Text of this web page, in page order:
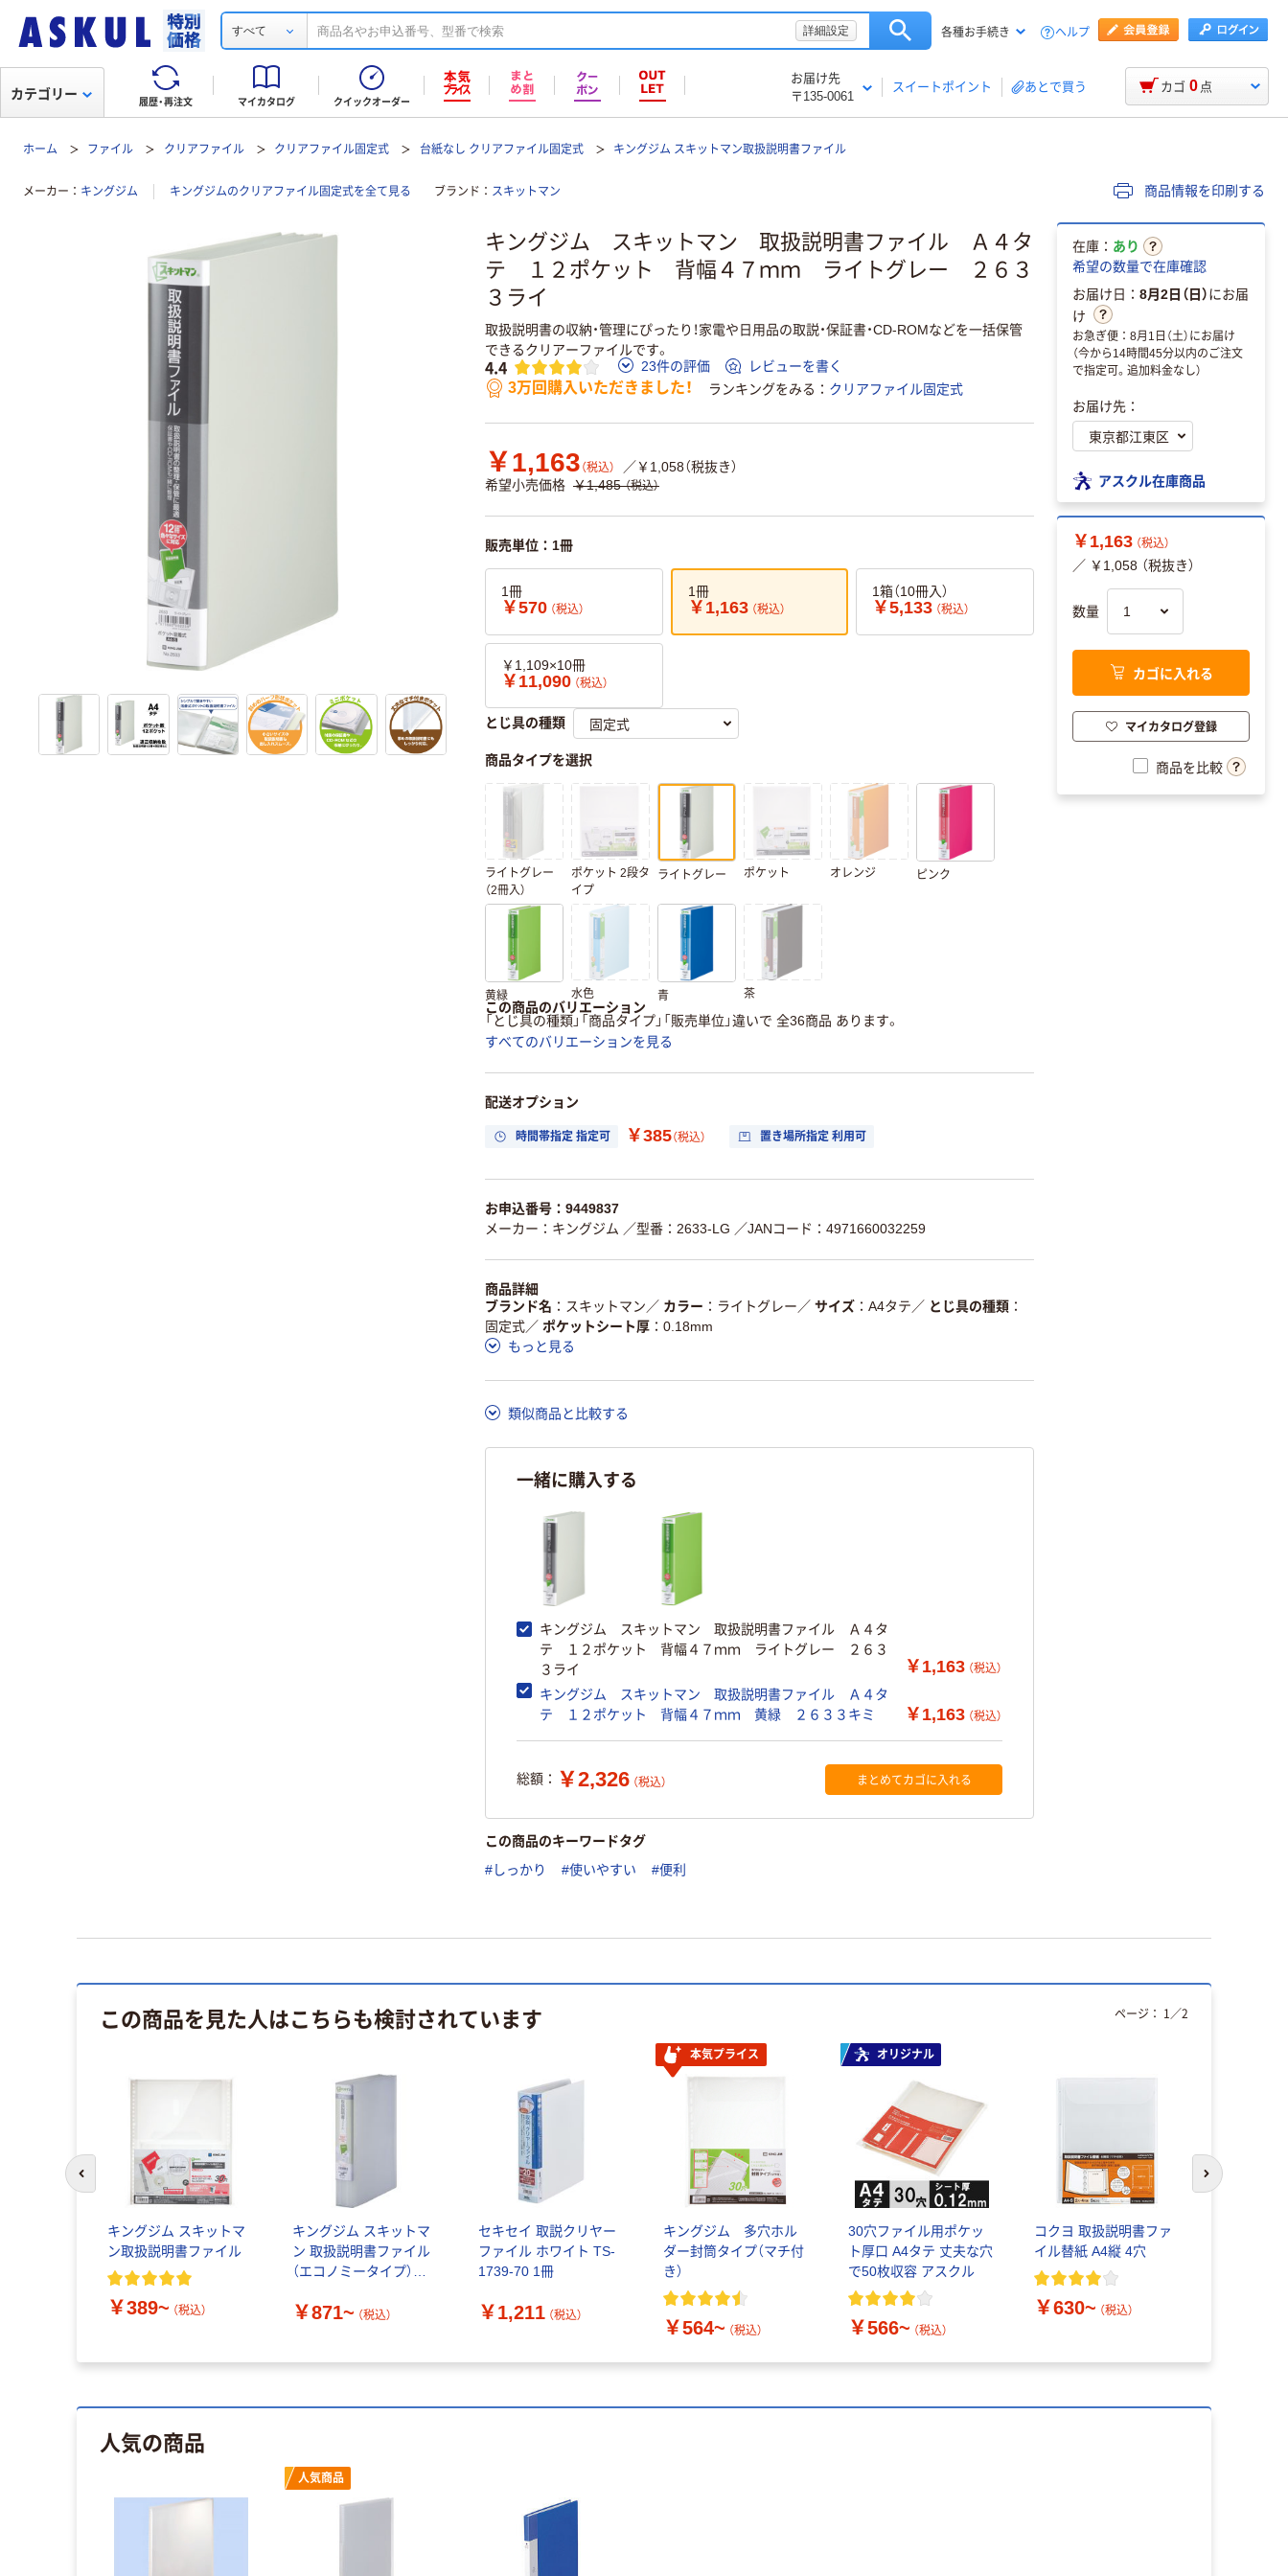
すべて 詳細設定 各種お手続き ヘルプ
履歴・再注文 マイカタログ クイックオーダー
お届け先
〒135-0061
スイートポイント あとで買う
カテゴリー カゴ 0 点
ホーム ファイル クリアファイル クリアファイル固定式 台紙なし クリアファイル固定式 キングジム スキットマン取扱説明書ファイル
メーカー キングジム キングジムのクリアファイル固定式を全て見る ブランド スキットマン 商品情報を印刷する
キングジム スキットマン 取扱説明書ファイル Ａ４タ
テ １２ポケット 背幅４７ｍｍ ライトグレー ２６３
３ライ
取扱説明書の収納・管理にぴったり！家電や日用品の取説・保証書・CD-ROMなどを一括保管
できるクリアーファイルです。
4.4 23件の評価 レビューを書く
3万回購入いただきました！ ランキングをみる クリアファイル固定式
￥1,163 （税込）
／￥1,058（税抜き）
希望小売価格 ￥1,485 （税込）
販売単位：1冊
1冊
￥570 （税込）
1冊
￥1,163 （税込）
1箱（10冊入）
￥5,133 （税込）
￥1,109×10冊
￥11,090 （税込）
とじ具の種類
商品タイプを選択
ライトグレー
（2冊入）
ポケット 2段タ
イプ
ライトグレー ポケット オレンジ ピンク
黄緑 水色 青 茶
この商品のバリエーション
「とじ具の種類」「商品タイプ」「販売単位」違いで 全36商品 あります。
すべてのバリエーションを見る
配送オプション
時間帯指定 指定可 ￥385（税込） 置き場所指定 利用可
お申込番号：9449837
メーカー：キングジム ／型番：2633-LG ／JANコード：4971660032259
商品詳細
ブランド名
スキットマン ／ カラー ライトグレー ／ サイズ A4タテ ／ とじ具の種類
固定式／ ポケットシート厚
0.18mm
もっと見る
類似商品と比較する
一緒に購入する
キングジム スキットマン 取扱説明書ファイル Ａ４タ
テ １２ポケット 背幅４７ｍｍ ライトグレー ２６３
３ライ
￥1,163 （税込）
キングジム スキットマン 取扱説明書ファイル Ａ４タ
テ １２ポケット 背幅４７ｍｍ 黄緑 ２６３３キミ
￥1,163 （税込）
総額： ￥2,326 （税込） まとめてカゴに入れる
この商品のキーワードタグ
#しっかり #使いやすい #便利
在庫： あり
希望の数量で在庫確認
お届け日： 8月2日（日）にお届
け
お急ぎ便：8月1日（土）にお届け
（今から14時間45分以内のご注文
で指定可。追加料金なし）
お届け先：
アスクル在庫商品
￥1,163 （税込）
／ ￥1,058 （税抜き）
数量
カゴに入れる
マイカタログ登録
商品を比較
この商品を見た人はこちらも検討されています
キングジム スキットマ
ン取扱説明書ファイル
￥389~ （税込）
キングジム スキットマ
ン 取扱説明書ファイル
（エコノミータイプ）
￥871~ （税込）
セキセイ 取説クリヤー
ファイル ホワイト TS-
1739-70 1冊
￥1,211 （税込）
本気プライス
キングジム 多穴ホル
ダー封筒タイプ（マチ付
き）
￥564~ （税込）
オリジナル
30穴ファイル用ポケッ
ト厚口 A4タテ 丈夫な穴
で50枚収容 アスクル
￥566~ （税込）
コクヨ 取扱説明書ファ
イル替紙 A4縦 4穴
￥630~ （税込）
ページ： 1 ／2
前のスライドへ 次のスライド
人気の商品
人気商品